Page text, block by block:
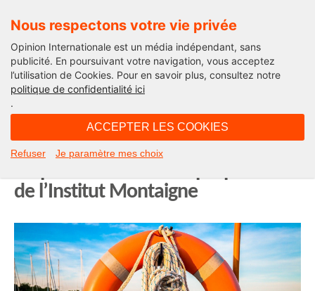
Nous respectons votre vie privée
Opinion Internationale est un média indépendant, sans
publicité. En poursuivant votre navigation, vous acceptez
l’utilisation de Cookies. Pour en savoir plus, consultez notre
politique de confidentialité ici
.
ACCEPTER LES COOKIES
Refuser Je paramètre mes choix
International
30 milliards d’euros pour soutenir
de l’Institut Montaigne